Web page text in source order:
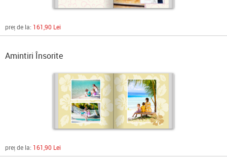
preț de la: 161,90 Lei
Amintiri Însorite
preț de la: 161,90 Lei